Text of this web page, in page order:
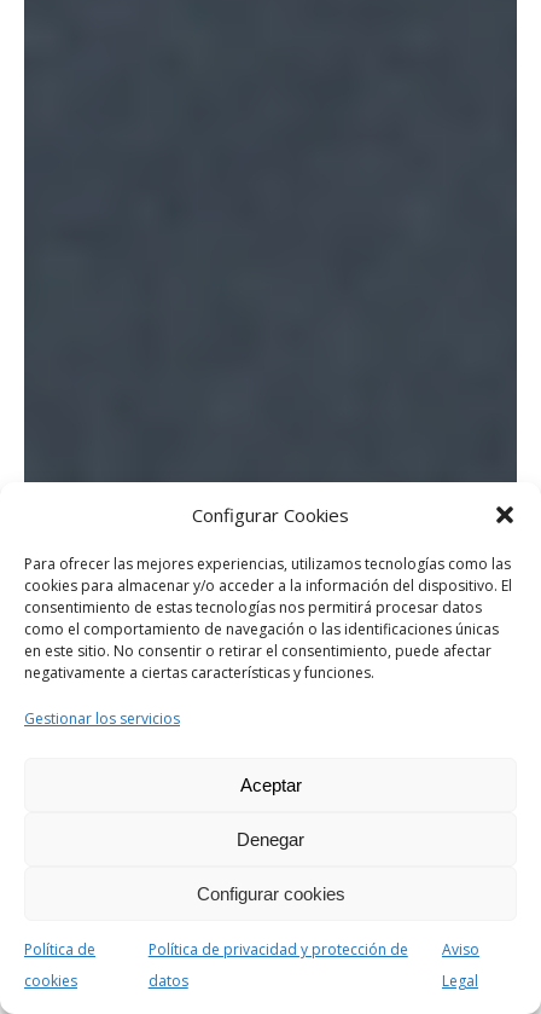
Configurar Cookies
Para ofrecer las mejores experiencias, utilizamos tecnologías como las
cookies para almacenar y/o acceder a la información del dispositivo. El
consentimiento de estas tecnologías nos permitirá procesar datos
como el comportamiento de navegación o las identificaciones únicas
en este sitio. No consentir o retirar el consentimiento, puede afectar
negativamente a ciertas características y funciones.
Gestionar los servicios
Aceptar
Denegar
Configurar cookies
Política de
cookies
Política de privacidad y protección de
datos
Aviso
Legal